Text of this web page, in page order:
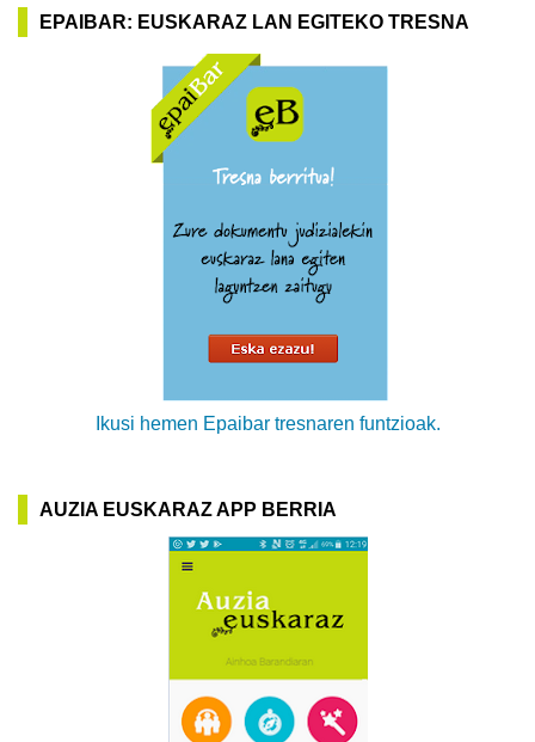
EPAIBAR: EUSKARAZ LAN EGITEKO TRESNA
Ikusi hemen Epaibar tresnaren funtzioak.
AUZIA EUSKARAZ APP BERRIA